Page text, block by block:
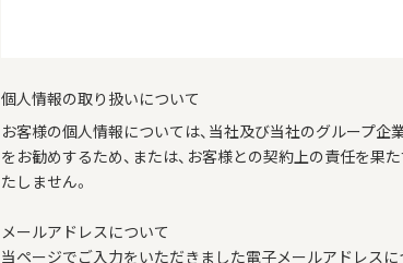
個人情報の取り扱いについて
お客様の個人情報については、当社及び当社のグループ企
をお勧めするため、または、お客様との契約上の責任を果
たしません。
メールアドレスについて
当ページでご入力をいただきました電子メールアドレス